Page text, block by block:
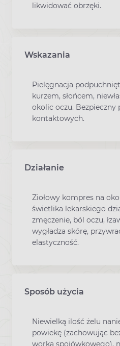
likwidować obrzęki.
Wskazania
Pielęgnacja
kurzem, słońcem,
okolic oczu. Bezpieczny
kontaktowych.
Działanie
Ziołowy kompres na
świetlika lekarskiego
zmęczenie, ból oczu,
wygładza skórę,
elastyczność.
Sposób użycia
Niewielką ilość żelu
powiekę (zachowując